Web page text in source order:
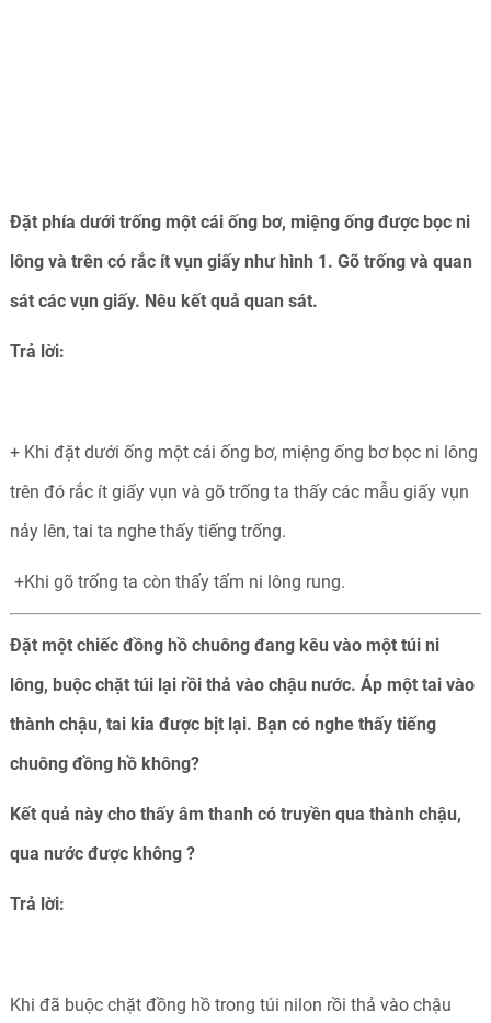
Đặt phía dưới trống một cái ống bơ, miệng ống được bọc ni
lông và trên có rắc ít vụn giấy như hình 1. Gõ trống và quan
sát các vụn giấy. Nêu kết quả quan sát.
Trả lời:
+ Khi đặt dưới ống một cái ống bơ, miệng ống bơ bọc ni lông
trên đó rắc ít giấy vụn và gõ trống ta thấy các mẫu giấy vụn
nảy lên, tai ta nghe thấy tiếng trống.
+Khi gõ trống ta còn thấy tấm ni lông rung.
Đặt một chiếc đồng hồ chuông đang kêu vào một túi ni
lông, buộc chặt túi lại rồi thả vào chậu nước. Áp một tai vào
thành chậu, tai kia được bịt lại. Bạn có nghe thấy tiếng
chuông đồng hồ không?
Kết quả này cho thấy âm thanh có truyền qua thành chậu,
qua nước được không ?
Trả lời:
Khi đã buộc chặt đồng hồ trong túi nilon rồi thả vào chậu